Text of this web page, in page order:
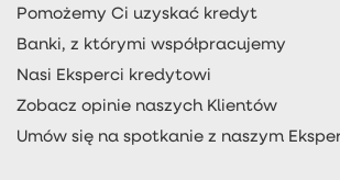
Pomożemy Ci uzyskać kredyt
Banki, z którymi współpracujemy
Nasi Eksperci kredytowi
Zobacz opinie naszych Klientów
Umów się na spotkanie z naszym